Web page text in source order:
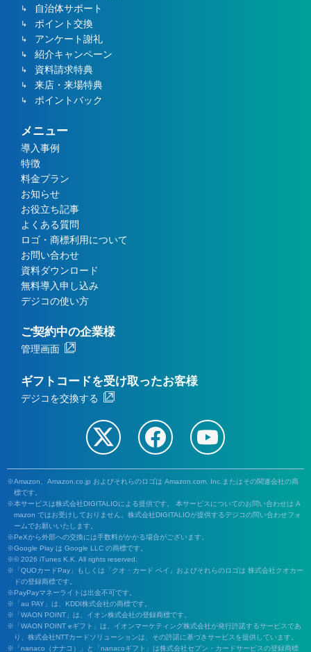
自治体サポート
ポイント交換
アンケート謝礼
紹介キャンペーン
資料請求特典
来店・来場特典
ポイントバック
メニュー
導入事例
特徴
料金プラン
お知らせ
お役立ち記事
よくある質問
ロゴ・商標利用について
お問い合わせ
資料ダウンロード
無料導入申し込み
デジコの使い方
ご契約中の企業様
管理画面
ギフトコードを受け取ったお客様
デジコを交換する
Amazon、Amazon.co.jp およびそれらのロゴは Amazon.com, Inc.またはその関連会社の商
標です。
本サービスは株式会社DIGITALIOによる提供です。 本サービスについてのお問い合わせは A
mazon ではお受けしておりません。株式会社DIGITALIOが提供するデジコの問い合わせフォ
ームでお願いいたします。
PeXから外部への交換には手数料がかかる場合がございます。
Google Play は Google LLC の商標です。
© 2026 iTunes K.K. All rights reserved.
「QUOカードPay」もしくは「クオ・カード ペイ」およびそれらのロゴは 株式会社クオカー
ドの登録商標です。
PayPayマネーライトは出金不可です。
「au PAY」は、KDDI株式会社の商標です。
「WAON POINT」は、イオン株式会社の登録商標です。
「WAON POINT eギフト」は、イオンマーケティング株式会社が発行許諾するサービスであ
り、株式会社NTTカードソリューションは、その許諾に基づきサービスを提供しています。
「nanaco（ナナコ）」と「nanacoギフト」は株式会社セブン・カードサービスの登録商標